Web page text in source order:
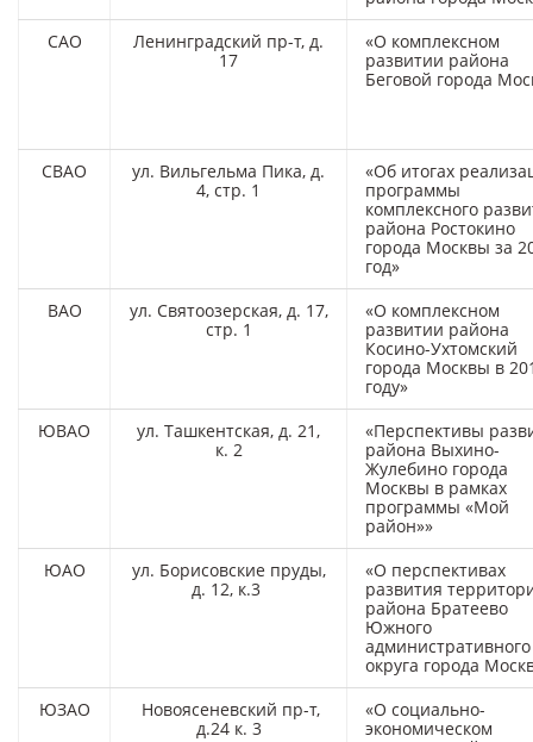
САО
Ленинградский пр-т, д.
17
«О комплексном
развитии района
Беговой города
СВАО
ул. Вильгельма Пика, д.
4, стр. 1
«Об итогах
программы
комплексного
района Ростокино
города Москвы за
год»
ВАО
ул. Святоозерская, д. 17,
стр. 1
«О комплексном
развитии района
Косино-Ухтомский
города Москвы в
году»
ЮВАО
ул. Ташкентская, д. 21,
к. 2
«Перспективы
района Выхино-
Жулебино города
Москвы в рамках
программы «Мой
район»»
ЮАО
ул. Борисовские пруды,
д. 12, к.3
«О перспективах
развития
района Братеево
Южного
административного
округа города
ЮЗАО
Новоясеневский пр-т,
д.24 к. 3
«О социально-
экономическом